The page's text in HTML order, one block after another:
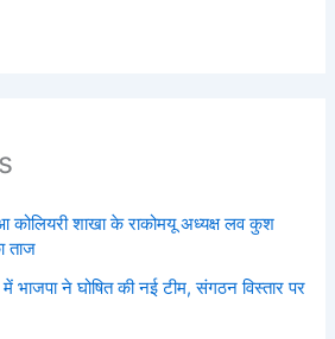
कोलियरी शाखा के राकोमयू अध्यक्ष लव कुश
ताज
भाजपा ने घोषित की नई टीम, संगठन विस्तार पर